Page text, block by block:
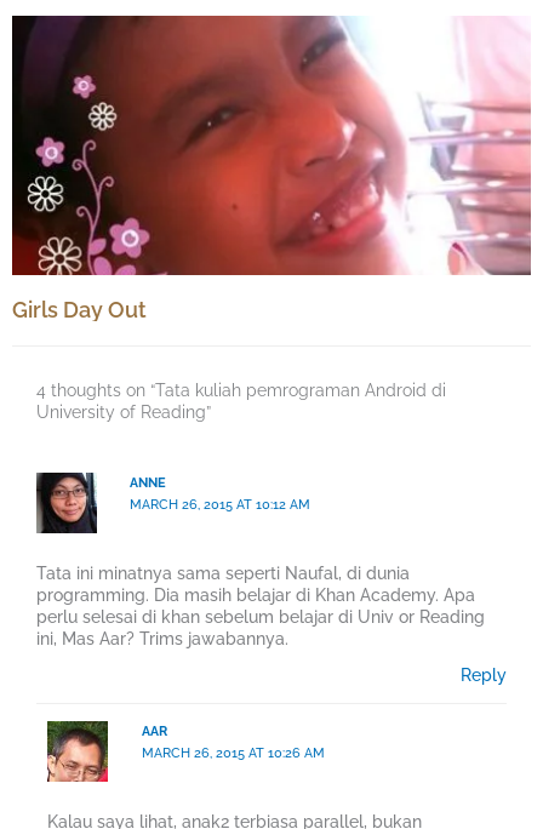
Girls Day Out
4 thoughts on “Tata kuliah pemrograman Android di
University of Reading”
ANNE
MARCH 26, 2015 AT 10:12 AM
Tata ini minatnya sama seperti Naufal, di dunia
programming. Dia masih belajar di Khan Academy. Apa
perlu selesai di khan sebelum belajar di Univ or Reading
ini, Mas Aar? Trims jawabannya.
Reply
AAR
MARCH 26, 2015 AT 10:26 AM
Kalau saya lihat, anak2 terbiasa parallel, bukan